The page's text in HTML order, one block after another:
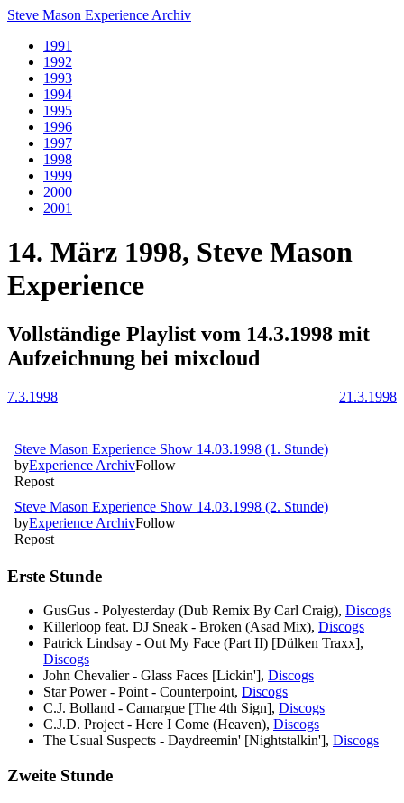
Steve Mason Experience Archiv
1991
1992
1993
1994
1995
1996
1997
1998
1999
2000
2001
14. März 1998, Steve Mason
Experience
Vollständige Playlist vom 14.3.1998 mit
Aufzeichnung bei mixcloud
7.3.1998 21.3.1998
Erste Stunde
GusGus - Polyesterday (Dub Remix By Carl Craig), Discogs
Killerloop feat. DJ Sneak - Broken (Asad Mix), Discogs
Patrick Lindsay - Out My Face (Part II) [Dülken Traxx],
Discogs
John Chevalier - Glass Faces [Lickin'], Discogs
Star Power - Point - Counterpoint, Discogs
C.J. Bolland - Camargue [The 4th Sign], Discogs
C.J.D. Project - Here I Come (Heaven), Discogs
The Usual Suspects - Daydreemin' [Nightstalkin'], Discogs
Zweite Stunde